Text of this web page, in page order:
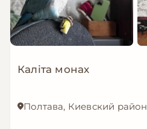
Каліта монах
Полтава, Киевский район